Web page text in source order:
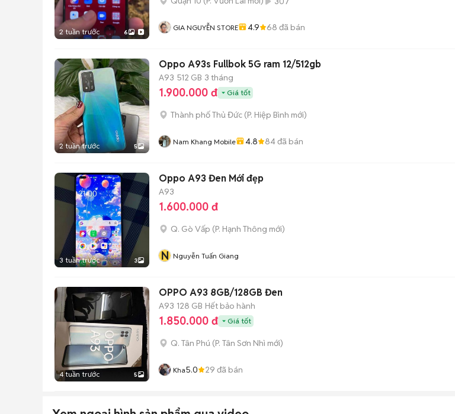
2 tuần trước 6 GIA NGUYỄN STORE 4.9 68 đã bán
2 tuần trước 5
Oppo A93s Fullbok 5G ram 12/512gb
A93 512 GB 3 tháng
1.900.000 đ Giá tốt
Thành phố Thủ Đức (P. Hiệp Bình mới)
Nam Khang Mobile 4.8 84đã bán
3 tuần trước 3
Oppo A93 Đen Mới đẹp
A93
1.600.000 đ
Q. Gò Vấp (P. Hạnh Thông mới)
N Nguyễn Tuấn Giang
4 tuần trước 5
OPPO A93 8GB/128GB Đen
A93 128 GB Hết bảo hành
1.850.000 đ Giá tốt
Q. Tân Phú (P. Tân Sơn Nhì mới)
Kha5.0 29 đã bán